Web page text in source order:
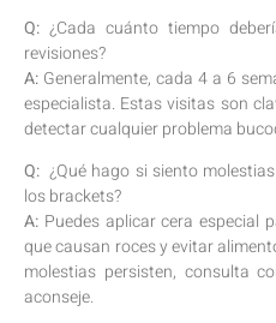
Q: ¿Cada ‌cuánto tiempo
revisiones?
A: Generalmente, cada 4 ​a 6
‍especialista. Estas visitas son
detectar​ cualquier⁢ problema
Q: ¿Qué ​hago si siento​
⁢los brackets? ​
A: Puedes aplicar cera especial
que ⁤causan roces y evitar
molestias persisten, consulta​
aconseje.